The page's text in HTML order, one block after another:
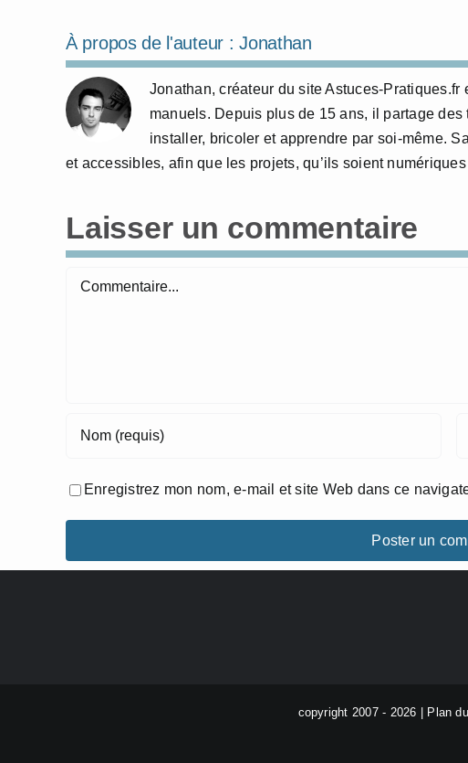
À propos de l'auteur :Jonathan
Jonathan, créateur du site Astuces-
manuels. Depuis plus de 15 ans, il partage
installer, bricoler et apprendre par soi-même.
et accessibles, afin que les projets, qu’ils soient
Laisser un commentaire
Commentaire
Enregistrez mon nom, e-mail et site Web dans ce
copyright 2007 - 2026 | Plan